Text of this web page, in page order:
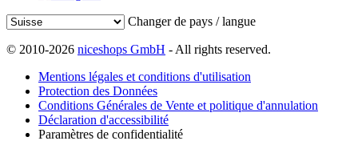
Changer de pays / langue
© 2010-2026 niceshops GmbH - All rights reserved.
Mentions légales et conditions d'utilisation
Protection des Données
Conditions Générales de Vente et politique d'annulation
Déclaration d'accessibilité
Paramètres de confidentialité